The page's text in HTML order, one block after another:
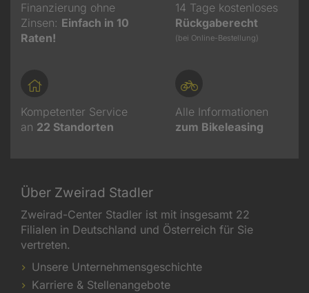
Finanzierung ohne
Zinsen: Einfach in 10
Raten!
14 Tage kostenloses
Rückgaberecht
(bei Online-Bestellung)
Kompetenter Service
an 22 Standorten
Alle Informationen
zum Bikeleasing
Über Zweirad Stadler
Zweirad-Center Stadler ist mit insgesamt 22
Filialen in Deutschland und Österreich für Sie
vertreten.
Unsere Unternehmensgeschichte
Karriere & Stellenangebote